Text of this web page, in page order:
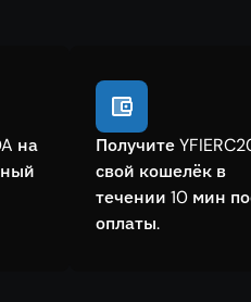
на
Получите
свой кошелёк в
течении 10 мин
оплаты.